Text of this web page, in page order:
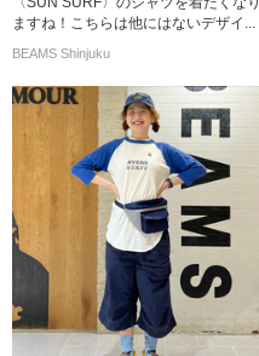
ますね！こちらは他にはないデザイ...
BEAMS Shinjuku